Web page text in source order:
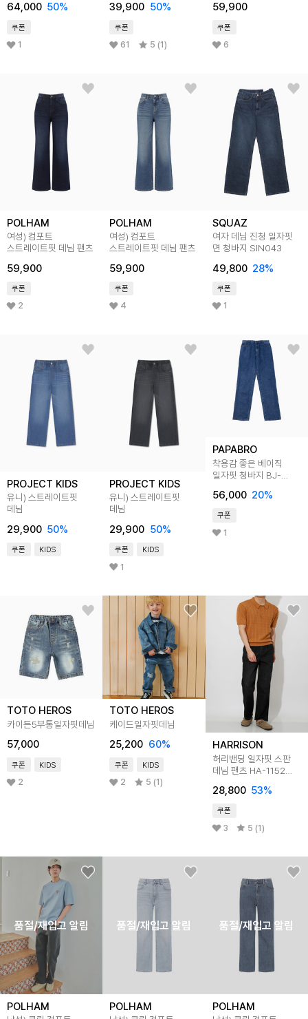
64,000 50%
쿠폰
1
39,900 50%
쿠폰
61 5 (1)
59,900
쿠폰
6
POLHAM
여성) 컴포트
스트레이트핏 데님 팬츠
59,900
쿠폰
2
POLHAM
여성) 컴포트
스트레이트핏 데님 팬츠
59,900
쿠폰
4
SQUAZ
여자 데님 진청 일자핏
면 청바지 SIN043
49,800 28%
쿠폰
1
PROJECT KIDS
유니) 스트레이트핏
데님
29,900 50%
쿠폰 KIDS
PROJECT KIDS
유니) 스트레이트핏
데님
29,900 50%
쿠폰 KIDS
1
PAPABRO
착용감 좋은 베이직
일자핏 청바지 BJ-
56,000 20%
쿠폰
1
TOTO HEROS
카이든5부통일자핏데님
57,000
쿠폰 KIDS
2
TOTO HEROS
케이드일자핏데님
25,200 60%
쿠폰 KIDS
2 5 (1)
HARRISON
허리밴딩 일자핏 스판
데님 팬츠 HA-1152
28,800 53%
쿠폰
3 5 (1)
품절/재입고 알림
POLHAM
품절/재입고 알림
POLHAM
품절/재입고 알림
POLHAM